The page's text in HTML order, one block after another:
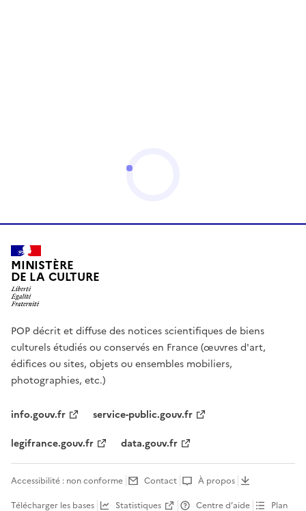
MINISTÈRE
DE LA CULTURE
POP décrit et diffuse des notices scientifiques de biens
culturels étudiés ou conservés en France (œuvres d'art,
édifices ou sites, objets ou ensembles mobiliers,
photographies, etc.)
info.gouv.fr
service-public.gouv.fr
legifrance.gouv.fr
data.gouv.fr
Accessibilité : non conforme Contact
À propos
Télécharger les bases
Statistiques Centre d’aide Plan